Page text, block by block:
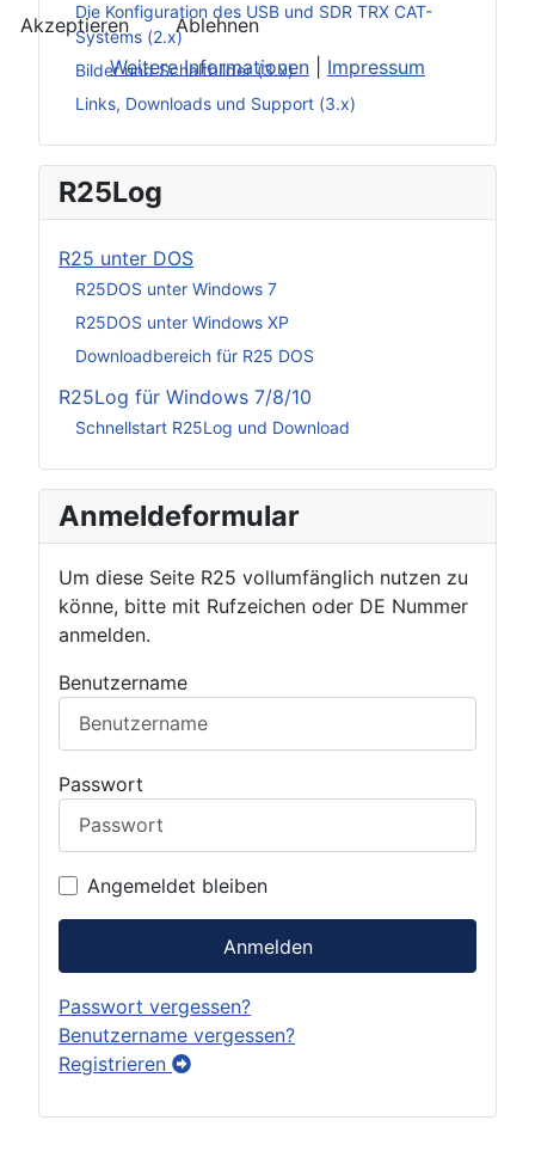
Die Konfiguration des USB und SDR TRX CAT-
Systems (2.x)
Bilder und Schaltbilder (3.x)
Links, Downloads und Support (3.x)
R25Log
R25 unter DOS
R25DOS unter Windows 7
R25DOS unter Windows XP
Downloadbereich für R25 DOS
R25Log für Windows 7/8/10
Schnellstart R25Log und Download
Anmeldeformular
Um diese Seite R25 vollumfänglich nutzen zu
könne, bitte mit Rufzeichen oder DE Nummer
anmelden.
Benutzername
Passwort
Angemeldet bleiben
Anmelden
Passwort vergessen?
Benutzername vergessen?
Registrieren
Akzeptieren
Ablehnen
Weitere Informationen
Impressum